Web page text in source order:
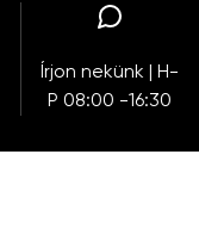
Írjon nekünk | H-
P 08:00 -16:30